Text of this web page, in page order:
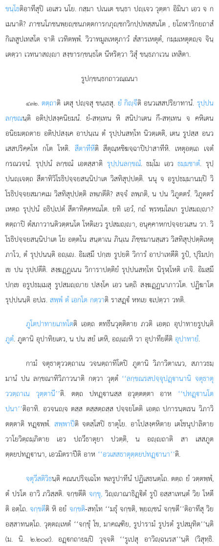
ขนฺโธติอาทีสุปิ เอเสว นโย. กสฺมา ปเนเต ขนฺธา ปฺเจว วุตฺตา อิมินา เอว จ ก
เมนาติ? ภาชนโภชนพฺยฺชนภตฺตการกภุฺชกวิกปฺปทสฺสนโต , ยโถฬาริกยถาสํ
กิเลสูปเทสโต จาติ เวทิตพฺพํ. วิวาทมูลเหตุภาวํ สํสารเหตุตํ, กมฺมเหตุตฺจ จินฺ
เตตฺวา เวทนาสฺา สงฺขารกฺขนฺธโต นีหริตฺวา วิสุํ ขนฺธภาเวน เทสิตา.
รูปกฺขนฺธกถาวณฺณนา
๔๓๒.ตตฺถาติ เตสุ ปฺจสุ ขนฺเธสุ. ยํ กิฺจีติ อนวเสสปริยาทานํ. รุปฺปน
ลกฺขณนฺติ อติปฺปสงฺคนิยมนํ. ยํ-สทฺเทน หิ สนิปาเตน กึ-สทฺเทน จ คหิเตน
อนิยมตฺถตาย อติปฺปสงฺเค อาปนฺเน ตํ รุปฺปนสทฺโท นิวตฺเตติ, เตน รูปสฺส อนว
เสสปริคฺคโห กโต โหติ. สีตาทีหีติ สีตุณฺหชิฆจฺฉาปิปาสาทีหิ. เหตุอตฺเถ เจตํ
กรณวจนํ. รุปฺปนํ ลกฺขณํ เอตสฺสาติ รุปฺปนลกฺขณํ. ธมฺโม เอวธมฺมชาตํ. รุปฺ
ปนฺเจตฺถ สีตาทิวิโรธิปจฺจยสนฺนิปาเต วิสทิสุปฺปตฺติ. นนุ จ อรูปธมฺมานมฺปิ วิ
โรธิปจฺจยสมาคเม วิสทิสุปฺปตฺติ ลพฺภตีติ? สจฺจํ ลพฺภติ, น ปน วิภูตตรํ. วิภูตตรํ
เหตฺถ รุปฺปนํ อธิปฺเปตํ สีตาทิคฺคหณโต. ยทิ เอวํ, กถํ พฺรหฺมโลเก รูปสมฺา?
ตตฺถาปิ ตํสภาวานติวตฺตนโต โหติเยว รูปสมฺา, อนุคฺคาหกปจฺจยวเสน วา. วิ
โรธิปจฺจยสนฺนิปาเต โย อตฺตโน สนฺตาเน ภินฺเน ภิชฺชมานสฺเสว วิสทิสุปฺปตฺติเหตุ
ภาโว, ตํ รุปฺปนนฺติ อฺเ. อิมสฺมึ ปกฺเข รูปยติ วิการํ อาปาเทตีติ รูปํ, ปุริมปกฺ
เข ปน รุปฺปตีติ. สงฺฆฏฺฏเนน วิการาปตฺติยํ รุปฺปนสทฺโท นิรุฬฺโหติ เกจิ. อิมสฺมึ
ปกฺเข อรูปธมฺเมสุ รูปสมฺาย ปสงฺโค เอว นตฺถิ สงฺฆฏฺฏนาภาวโต. ปฏิฆาโต
รุปฺปนนฺติ อปเร.สพฺพํ ตํ เอกโต กตฺวาติ ราสฏฺํ หทเย เปตฺวา วทติ.
ภูโตปาทายเภทโตติ เอตฺถ ตทธีนวุตฺติตาย ภวติ เอตฺถ อุปาทายรูปนฺติ
ภูตํ. ภูตานิ อุปาทิยเตว, น ปน สยํ เตหิ, อฺเหิ วา อุปาทียตีติอุปาทายํ.
กามํ จตุธาตุววตฺถาเน วจนตฺถาทิโตปิ ภูตานิ วิภาวิตาเนว, สภาวธมฺ
มานํ ปน ลกฺขณาทิวิภาวนาติ กตฺวา วุตฺตํ ‘‘ลกฺขณรสปจฺจุปฏฺานานิ จตุธาตุ
ววตฺถาเน วุตฺตานี’’ติ. ตตฺถ ปทฏฺานสฺส อวุตฺตตฺตา อาห ‘‘ปทฏฺานโต
ปนา’’ติอาทิ. อวจนฺจ ตสฺส ตสฺสตฺถสฺส ปจฺจยโตติ เอตฺถ ปการนฺตเรน วิภาวิ
ตตฺตาติ ทฏฺพฺพํ. สพฺพาปีติ จตสฺโสปิ ธาตุโย. อาโปสงฺคหิตาย เตโชนุปาลิตาย
วาโยวิตฺถมฺภิตาย เอว ปถวีธาตุยา ปวตฺติ, น อฺถาติ สา เสสภูต
ตฺตยปทฏฺานา, เอวมิตราปีติ อาห ‘‘อวเสสธาตุตฺตยปทฏฺานา’’ติ.
จตุวีสติวิธนฺติ คณนปริจฺเฉโท พลรูปาทีนํ ปฏิเสธนตฺโถ. ตตฺถ ยํ วตฺตพฺพํ,
ตํ ปรโต อาวิ ภวิสฺสติ. จกฺขตีติ จกฺขุ, วิฺาณาธิฏฺิตํ รูปํ อสฺสาเทนฺตํ วิย โหตี
ติ อตฺโถ.จกฺขตีติ หิ อยํ จกฺขติ-สทฺโท ‘‘มธุํ จกฺขติ, พฺยฺชนํ จกฺขตี’’ติอาทีสุ วิย
อสฺสาทนตฺโถ. วุตฺตฺเหตํ ‘‘จกฺขุํ โข, มาคณฺฑิย, รูปารามํ รูปรตํ รูปสมุทิต’’นฺติ
(ม. นิ. ๒.๒๐๙). อฏฺกถายมฺปิ วุจฺจติ ‘‘รูเปสุ อาวิฺฉนรส’’นฺติ (วิสุทฺธิ.